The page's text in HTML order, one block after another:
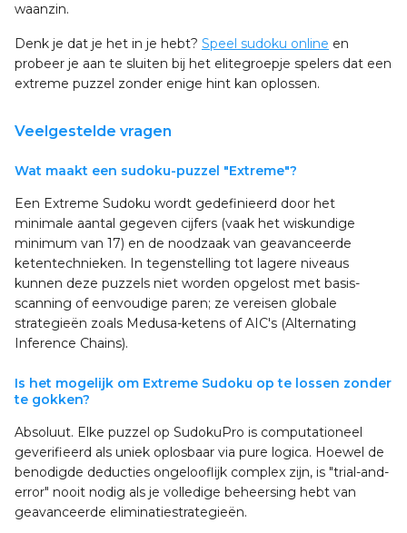
waanzin.
Denk je dat je het in je hebt? Speel sudoku online en
probeer je aan te sluiten bij het elitegroepje spelers dat een
extreme puzzel zonder enige hint kan oplossen.
Veelgestelde vragen
Wat maakt een sudoku-puzzel "Extreme"?
Een Extreme Sudoku wordt gedefinieerd door het
minimale aantal gegeven cijfers (vaak het wiskundige
minimum van 17) en de noodzaak van geavanceerde
ketentechnieken. In tegenstelling tot lagere niveaus
kunnen deze puzzels niet worden opgelost met basis-
scanning of eenvoudige paren; ze vereisen globale
strategieën zoals Medusa-ketens of AIC's (Alternating
Inference Chains).
Is het mogelijk om Extreme Sudoku op te lossen zonder
te gokken?
Absoluut. Elke puzzel op SudokuPro is computationeel
geverifieerd als uniek oplosbaar via pure logica. Hoewel de
benodigde deducties ongelooflijk complex zijn, is "trial-and-
error" nooit nodig als je volledige beheersing hebt van
geavanceerde eliminatiestrategieën.